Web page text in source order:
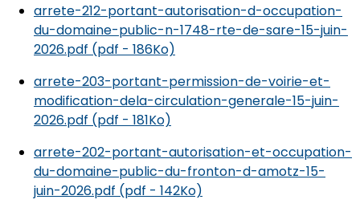
arrete-212-portant-autorisation-d-occupation-
du-domaine-public-n-1748-rte-de-sare-15-juin-
2026.pdf (pdf - 186Ko)
arrete-203-portant-permission-de-voirie-et-
modification-dela-circulation-generale-15-juin-
2026.pdf (pdf - 181Ko)
arrete-202-portant-autorisation-et-occupation-
du-domaine-public-du-fronton-d-amotz-15-
juin-2026.pdf (pdf - 142Ko)